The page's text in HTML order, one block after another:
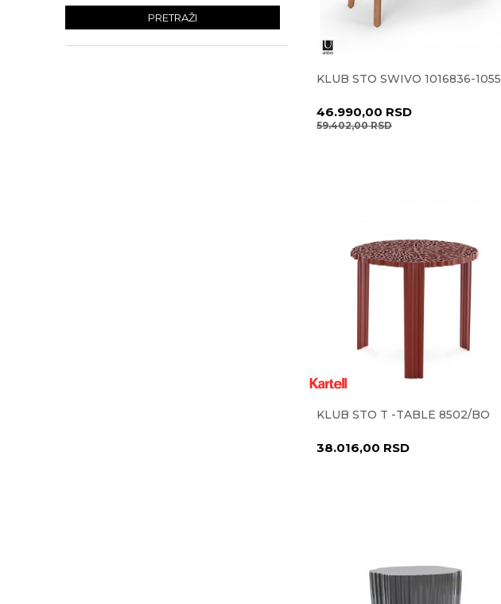
PRETRAŽI
KLUB STO SWIVO 1016836-1055
46.990,00 RSD
59.402,00RSD
KLUB STO T -TABLE 8502/BO
38.016,00 RSD